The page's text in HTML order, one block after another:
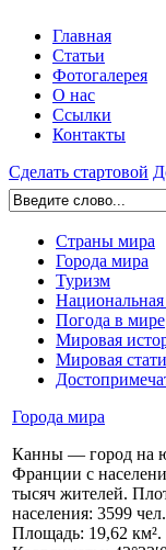
Главная
Статьи
Фотогалерея
О нас
Ссылки
Контакты
Сделать стартовой
Страны мира
Города мира
Туризм
Погода в мире
Мировая
Мировая
Города мира
Канны — город на
Франции с
тысяч жителей.
населения: 3599
Площадь: 19,62 км².